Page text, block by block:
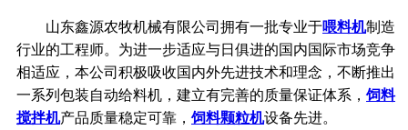
山东鑫源农牧机械有限公司拥有一批专业于喂料机制造
行业的工程师。为进一步适应与日俱进的国内国际市场竞争
相适应，本公司积极吸收国内外先进技术和理念，不断推出
一系列包装自动给料机，建立有完善的质量保证体系，饲料
搅拌机产品质量稳定可靠，饲料颗粒机设备先进。